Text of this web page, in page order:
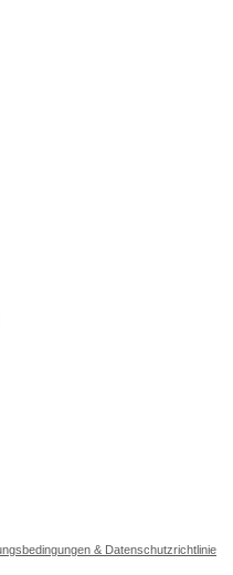
& Datenschutzrichtlinie